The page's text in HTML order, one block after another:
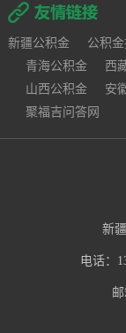
新疆公积金 公积
青海公积金
西
山西公积金
安
聚福吉问答网
新
电话：